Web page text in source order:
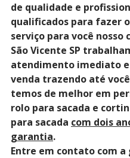
de qualidade e
qualificados para fazer
serviço para você nosso
São Vicente SP
atendimento imediato e
venda trazendo até
temos de melhor em
rolo para sacada e
para sacada com dois
garantia.
Entre em contato com a